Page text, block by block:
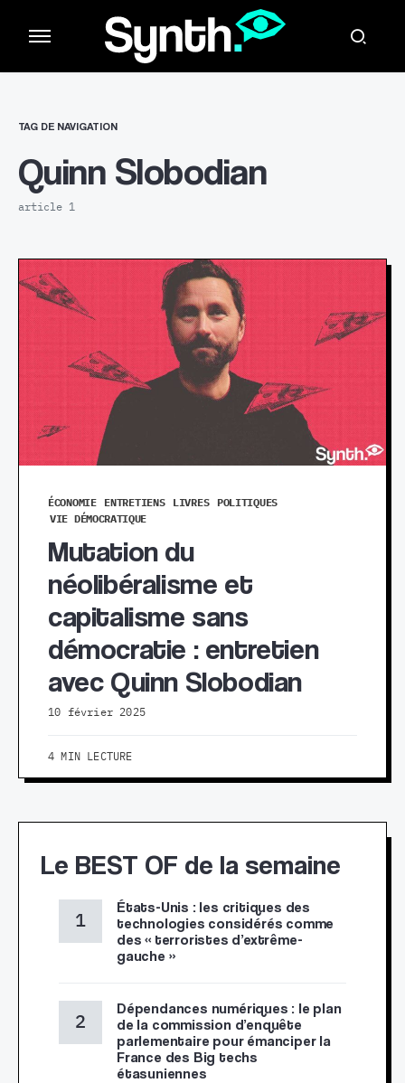
TAG DE NAVIGATION
Quinn Slobodian
article 1
ÉCONOMIE ENTRETIENS LIVRES
POLITIQUES
VIE DÉMOCRATIQUE
Mutation du
néolibéralisme et
capitalisme sans
démocratie : entretien
avec Quinn Slobodian
10 février 2025
4 MIN LECTURE
Le BEST OF de la semaine
États-Unis : les critiques des
technologies considérés comme
des « terroristes d’extrême-
gauche »
Dépendances numériques : le plan
de la commission d’enquête
parlementaire pour émanciper la
France des Big techs
étasuniennes